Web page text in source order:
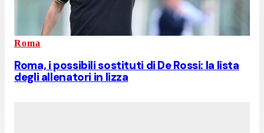
Roma
Roma, i possibili sostituti di De Rossi: la lista
degli allenatori in lizza